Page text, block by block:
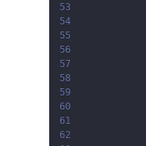
53
54
55
56
57
58
59
60
61
62